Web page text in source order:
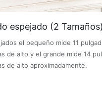
espejado (2 Tamaños)
el pequeño mide 11
de alto y el grande mide 14
de alto aproximadamente.